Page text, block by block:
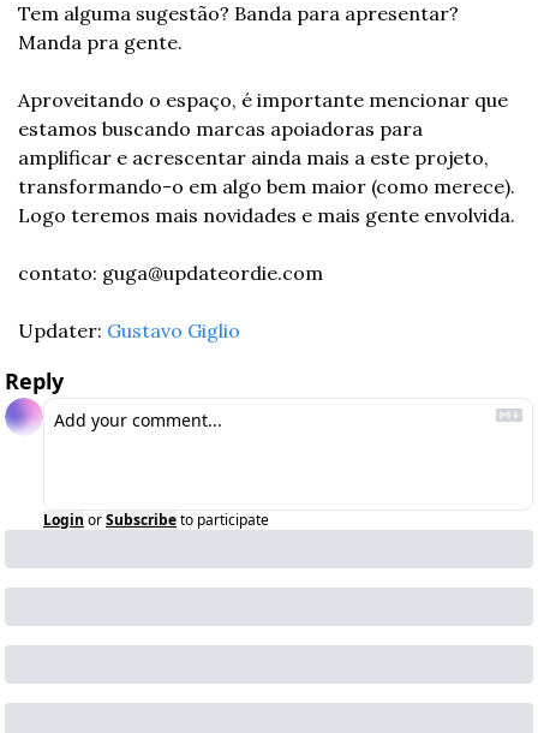
Tem alguma sugestão? Banda para apresentar?
Manda pra gente.
Aproveitando o espaço, é importante mencionar que
estamos buscando marcas apoiadoras para
amplificar e acrescentar ainda mais a este projeto,
transformando-o em algo bem maior (como merece).
Logo teremos mais novidades e mais gente envolvida.
contato: guga@updateordie.com
Updater: Gustavo Giglio
Reply
Login orSubscribeto participate